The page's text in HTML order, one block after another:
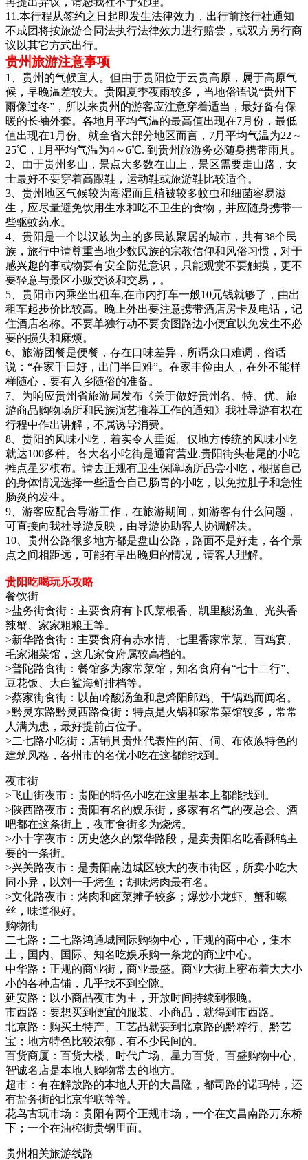
11.本行程从签约之日起即发生法律效力，出行前旅行社通知
不成团将按旅游合同法执行法律效力进行赔尝，或双方另行商
议以其它方式出行。
贵州旅游注意事项
1、贵州的气候宜人。但由于贵阳位于云贵高原，属于高原气
候，早晚温差较大。贵阳夏季夜雨较多，当地俗语说“贵州下
雨像过冬”，所以来贵州的游客应注意穿着适当，最好备有保
暖的长袖外套。各地月平均气温的最高值出现在7月份，最低
值出现在1月份。就全省大部分地区而言，7月平均气温为22～
25℃，1月平均气温为4～6℃. 到贵州旅游务必随身携带雨具。
2、由于贵州多山，景点大多数在山上，景区需要走山路，女
士最好不要穿着高跟鞋，运动鞋或旅游鞋比较适合。
3、贵州地区气候较为潮湿而且植被较多蚊虫和细菌容易滋
生，应尽量避免饮用生水和吃不卫生的食物，并应随身携带一
些驱蚊药水。
4、贵阳是一个以汉族为主的多民族聚居的城市，共有38个民
族，旅行中请尊重当地少数民族的宗教信仰和风俗习惯，对于
感兴趣的事或物要有安全防范意识，只能观赏不要触摸，更不
要轻意与景区小贩交谈和交易，。
5、贵阳市内乘坐出租车,在市内打车一般10元钱就够了，由出
租车起步价比较高。晚上外出要注意携带酒店房卡及电话，记
住酒店名称。不要单独行动不要贪图路边小便宜以免发生不必
要的损失和麻烦。
6、旅游团餐是便餐，存在口味差异，所谓众口难调，俗话
说：“在家千日好，出门半日难”。在家丰俭由人，在外不能样
样随心，要有入乡随俗的准备。
7、为响应贵州省旅游局发布《关于做好贵州名、特、优、旅
游商品购物场所和民族演艺推荐工作的通知》我社导游有权在
行程中作出讲解，不属诱导消费。
8、贵阳的风味小吃，着实令人垂涎。仅地方传统的风味小吃
就达100多种。各大名小吃街是通宵营业.贵阳街头巷尾的小吃
摊点星罗棋布。请去正规有卫生保障场所品尝小吃，根据自己
的身体情况选择一些适合自己肠胃的小吃，以免拉肚子和急性
肠炎的发生。
9、游客应配合导游工作，在旅游期间，如游客有什么问题，
可直接向我社导游反映，由导游协助客人协调解决。
10、贵州公路很多地方都是盘山公路，路面不是好走，各个景
点之间相距远，可能有早出晚归的情况，请客人理解。
贵阳吃喝玩乐攻略
餐饮街
>盐务街食街：主要食府有卞氏菜根香、凯里酸汤鱼、光头香
辣蟹、家家粗粮王等。
>新华路食街：主要食府有赤水情、七里香家常菜、百鸡宴、
毛家湘菜馆，这几家食府属较高档的。
>普陀路食街：餐馆多为家常菜馆，知名食府有“七十二行”、
豆花饭、大白鲨海鲜排档等。
>蔡家街食街：以苗岭酸汤鱼和息烽阳郎鸡、干锅鸡而闻名。
>黔灵东路黔灵西路食街：特点是火锅和家常菜馆较多，常常
人满为患，最好提前占位子。
>二七路小吃街：店铺具贵州代表性的苗、侗、布依族特色的
建筑风格，各州市的名优小吃在这都能找到。
夜市街
>飞山街夜市：贵阳的特色小吃在这里基本上都能找到。
>陕西路夜市：贵阳有名的娱乐街，多家有名气的夜总会、酒
吧都在这条街上，夜市食街多为烧烤。
>小十字夜市：历史悠久的繁华路段，是卖贵阳名吃香酥鸭主
要的一条街。
>兴关路夜市：是贵阳南边城区较大的夜市街区，所卖小吃大
同小异，以刘一手烤鱼；胡味烤肉最有名。
>文化路夜市：烤肉和卤菜摊子较多；爆炒小龙虾、蟹和螺
丝，味道很好。
购物街
二七路：二七路鸿通城国际购物中心，正规的商中心，集本
土，国内、国际、知名吃娱乐购一条龙的商业中心。
中华路：正规的商业街，商业最盛。商业大街上密布着大大小
小的各种店铺，几乎找不到空隙。
延安路：以小商品夜市为主，开放时间持续到很晚。
市西路：要想买到便宜的服装、小商品，就得到市西路。
北京路：购买土特产、工艺品就要到北京路的黔粹行、黔艺
宝；地方特色比较浓郁，有不少民间的。
百货商厦：百货大楼、时代广场、星力百货、百盛购物中心、
智诚名店是本地人购物常去的地方。
超市：有在解放路的本地人开的大昌隆，都司路的诺玛特，还
有盐务街的北京华联等等。
花鸟古玩市场：贵阳有两个正规市场，一个在文昌南路万东桥
下；一个在油榨街贵钢里面。
贵州相关旅游线路